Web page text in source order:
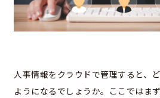
人事情報をクラウドで管理すると、
ようになるでしょうか。ここではま